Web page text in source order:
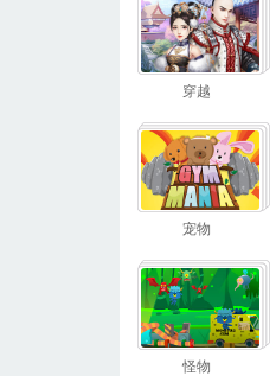
穿越
宠物
怪物